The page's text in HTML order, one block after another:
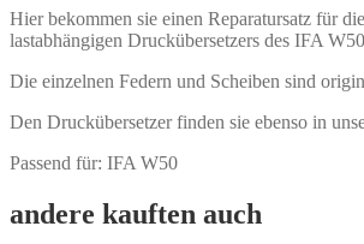
Hier bekommen sie einen Reparatursatz für
lastabhängigen Druckübersetzers des IFA
Die einzelnen Federn und Scheiben sind
Den Druckübersetzer finden sie ebenso in
Passend für: IFA W50
andere kauften auch